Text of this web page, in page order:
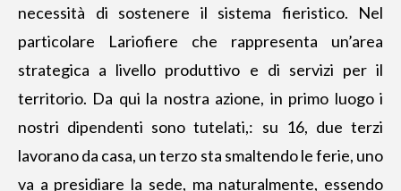
necessità di sostenere il sistema fieristico. Nel
particolare Lariofiere che rappresenta un’area
strategica a livello produttivo e di servizi per il
territorio. Da qui la nostra azione, in primo luogo i
nostri dipendenti sono tutelati,: su 16, due terzi
lavorano da casa, un terzo sta smaltendo le ferie, uno
va a presidiare la sede, ma naturalmente, essendo